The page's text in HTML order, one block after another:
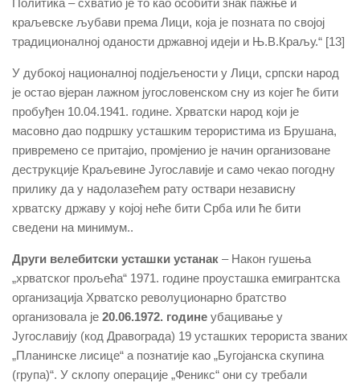
Политика – схватио је то као особити знак пажње и
краљевске љубави према Лици, која је позната по својој
традиционалној оданости државној идеји и Њ.В.Краљу.“ [13]
У дубокој националној подјељености у Лици, српски народ
је остао вјеран лажном југословенском сну из којег ће бити
пробуђен 10.04.1941. године. Хрватски народ који је
масовно дао подршку усташким терористима из Брушана,
привремено се притајио, промјенио је начин организоване
деструкције Краљевине Југославије и само чекао погодну
прилику да у надолазећем рату оствари независну
хрватску државу у којој неће бити Срба или ће бити
сведени на минимум..
Други велебитски усташки устанак – Након гушења
„хрватског прољећа“ 1971. године проусташка емигрантска
организација Хрватско револуционарно братство
организовала је 20.06.1972. године убацивање у
Југославију (код Дравограда) 19 усташких терориста званих
„Планинске лисице“ а познатије као „Бугојанска скупина
(група)“. У склопу операције „Феникс“ они су требали